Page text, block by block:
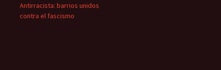
Antirracista: barrios unidos
contra el fascismo